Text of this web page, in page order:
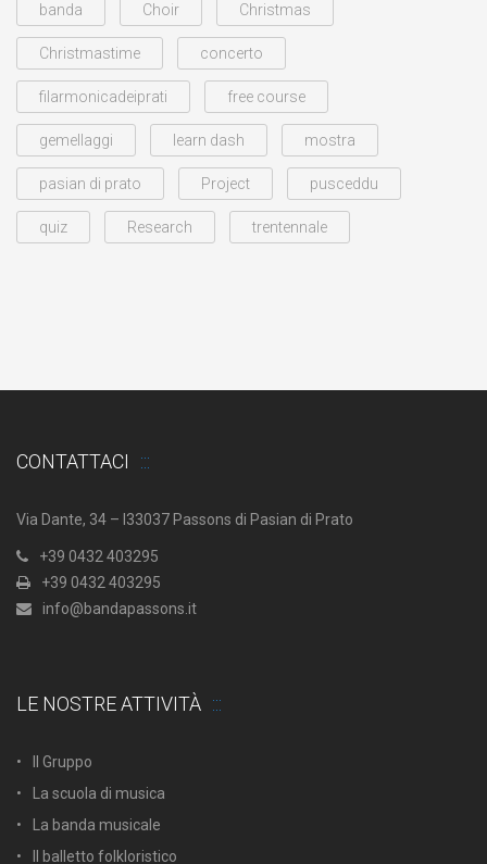
banda Choir Christmas
Christmastime concerto
filarmonicadeiprati free course
gemellaggi learn dash mostra
pasian di prato Project pusceddu
quiz Research trentennale
CONTATTACI
Via Dante, 34 – I33037 Passons di Pasian di Prato
+39 0432 403295
+39 0432 403295
info@bandapassons.it
LE NOSTRE ATTIVITÀ
Il Gruppo
La scuola di musica
La banda musicale
Il balletto folkloristico